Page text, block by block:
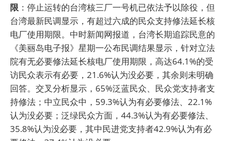
限 ：停止运转的台湾核三厂一号机已依法予以除役，但
台湾最新民调显示，有超过六成的民众支持修法延长核
电厂使用期限。中时新闻网报道，台湾长期追踪民意的
《美丽岛电子报》星期一公布民调结果显示，针对立法
院有无必要修法延长核电厂使用期限，高达64.1%的受
访民众表示有必要，21.6%认为没必要，其余则未明确
回答。交叉分析显示，65%泛蓝民众、民众党支持者支
持修法；中立民众中，59.3%认为有必要修法、22.1%
认为没必要；泛绿民众方面，44.3%认为有必要修法、
35.8%认为没必要，其中民进党支持者42.9%认为有必